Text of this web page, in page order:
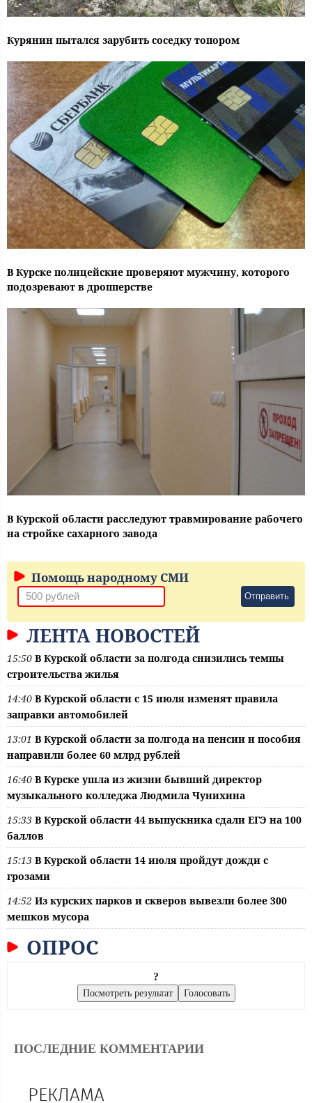
Курянин пытался зарубить соседку топором
В Курске полицейские проверяют мужчину, которого
подозревают в дропперстве
В Курской области расследуют травмирование рабочего
на стройке сахарного завода
Помощь народному СМИ
Отправить
ЛЕНТА НОВОСТЕЙ
15:50 В Курской области за полгода снизились темпы
строительства жилья
14:40 В Курской области с 15 июля изменят правила
заправки автомобилей
13:01 В Курской области за полгода на пенсии и пособия
направили более 60 млрд рублей
16:40 В Курске ушла из жизни бывший директор
музыкального колледжа Людмила Чунихина
15:33 В Курской области 44 выпускника сдали ЕГЭ на 100
баллов
15:13 В Курской области 14 июля пройдут дожди с
грозами
14:52 Из курских парков и скверов вывезли более 300
мешков мусора
ОПРОС
?
ПОСЛЕДНИЕ КОММЕНТАРИИ
РЕКЛАМА